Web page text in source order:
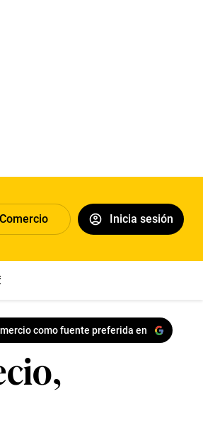
Inicia sesión
como fuente preferida en